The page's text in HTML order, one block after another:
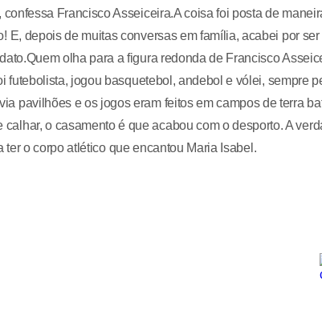
Francisco Asseiceira.A coisa foi posta de
E, depois de muitas conversas em família, acabei por
olha para a figura redonda de Francisco
futebolista, jogou basquetebol, andebol e vólei, sempre
pavilhões e os jogos eram feitos em campos de terra
o casamento é que acabou com o desporto. A
o corpo atlético que encantou Maria Isabel.